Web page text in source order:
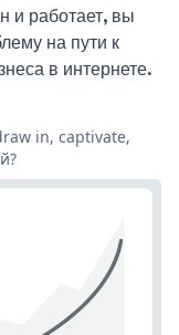
и работает, вы
на пути к
в интернете.
in, captivate,